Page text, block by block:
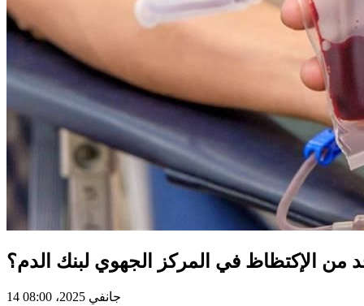
الإكتظاظ في المركز الجهوي لبنك الدم؟
14 جانفي 2025، 08:00